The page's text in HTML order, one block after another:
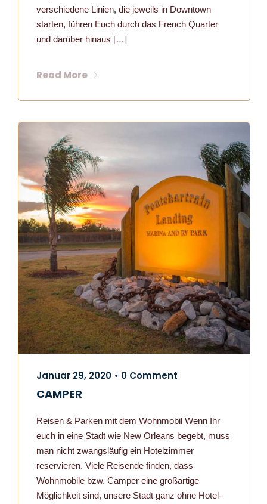
verschiedene Linien, die jeweils in Downtown
starten, führen Euch durch das French Quarter
und darüber hinaus […]
Read More
Januar 29, 2020 • 0 Comment
CAMPER
Reisen & Parken mit dem Wohnmobil Wenn Ihr
euch in eine Stadt wie New Orleans begebt, muss
man nicht zwangsläufig ein Hotelzimmer
reservieren. Viele Reisende finden, dass
Wohnmobile bzw. Camper eine großartige
Möglichkeit sind, unsere Stadt ganz ohne Hotel-